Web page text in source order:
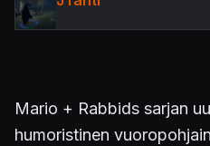
Mario + Rabbids sarjan
humoristinen